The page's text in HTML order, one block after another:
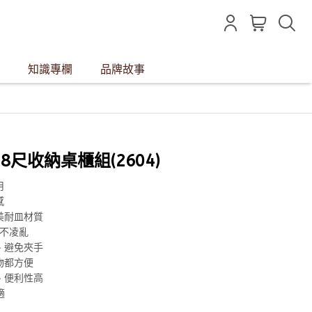
知識專欄 品牌故事
尺收納桌櫃組(2604)
耐皿材質
凌亂
避免夾手
都方便
便利性高